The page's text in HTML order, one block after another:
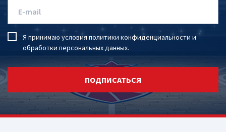
Я принимаю условия политики конфиденциальности и
обработки персональных данных.
ПОДПИСАТЬСЯ